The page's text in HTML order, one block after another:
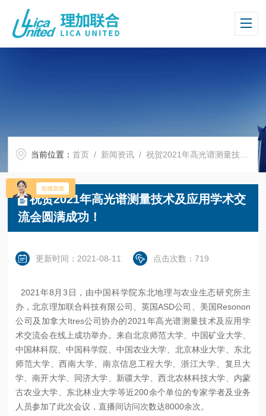
当前位置：首页 / 新闻资讯 / 祝贺2021年高光谱测量技术及应用学术交流会圆满成功！
祝贺2021年高光谱测量技术及应用学术交
流会圆满成功！
更新时间：2021-08-11 点击次数：719
2021年8月3日，由中国科学院东北地理与农业生态研究所主
办，北京理加联合科技有限公司、英国ASD公司、美国Resonon
公司及加拿大Itres公司协办的2021年高光谱测量技术及应用学
术交流会在线上成功举办。来自北京师范大学、中国矿业大学、
中国林科院、中国科学院、中国农业大学、北京林业大学、东北
师范大学、西南大学、南京信息工程大学、浙江大学、复旦大
学、南开大学、同济大学、新疆大学、西北农林科技大学、内蒙
古农业大学、东北林业大学等近200余个单位的专家学者及业务
人员参加了此次会议，直播间访问次数达8000余次。